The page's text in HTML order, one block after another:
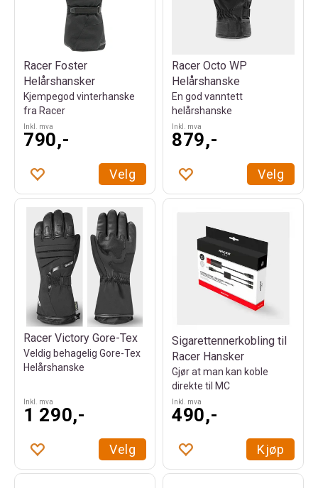
Racer Foster
Helårshansker
Kjempegod vinterhanske
fra Racer
Inkl. mva
790,-
Velg
Racer Octo WP
Helårshanske
En god vanntett
helårshanske
Inkl. mva
879,-
Velg
Racer Victory Gore-Tex
Veldig behagelig Gore-Tex
Helårshanske
Inkl. mva
1 290,-
Velg
Sigarettennerkobling til
Racer Hansker
Gjør at man kan koble
direkte til MC
Inkl. mva
490,-
Kjøp